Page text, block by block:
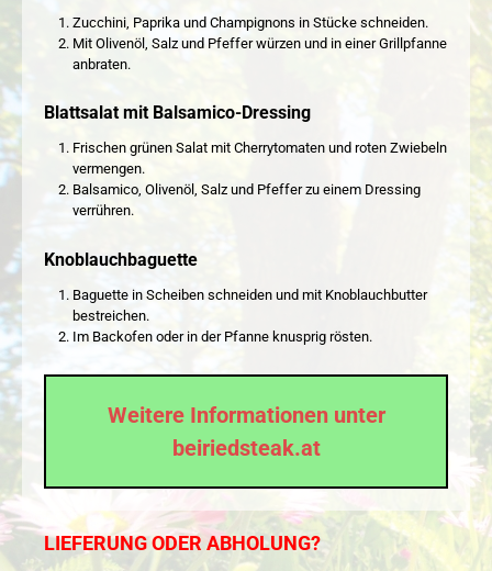
Zucchini, Paprika und Champignons in Stücke schneiden.
Mit Olivenöl, Salz und Pfeffer würzen und in einer Grillpfanne
anbraten.
Blattsalat mit Balsamico-Dressing
Frischen grünen Salat mit Cherrytomaten und roten Zwiebeln
vermengen.
Balsamico, Olivenöl, Salz und Pfeffer zu einem Dressing
verrühren.
Knoblauchbaguette
Baguette in Scheiben schneiden und mit Knoblauchbutter
bestreichen.
Im Backofen oder in der Pfanne knusprig rösten.
Weitere Informationen unter
beiriedsteak.at
LIEFERUNG ODER ABHOLUNG?